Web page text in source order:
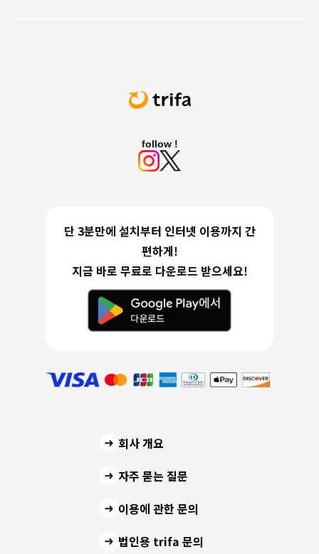
follow !
단 3분만에 설치부터 인터넷 이용까지 간
편하게!
지금 바로 무료로 다운로드 받으세요!
회사 개요
자주 묻는 질문
이용에 관한 문의
법인용 trifa 문의